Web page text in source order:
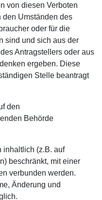
von diesen Verboten
Umständen des
oder für die
sind und sich aus der
Antragstellers oder aus
ergeben. Diese
Stelle beantragt
den
Behörde
inhaltlich (z.B. auf
beschränkt, mit einer
verbunden werden.
Änderung und